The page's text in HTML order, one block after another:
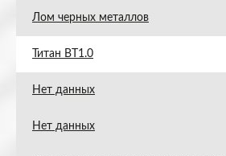
Лом черных металлов
Титан ВТ1.0
Нет данных
Нет данных